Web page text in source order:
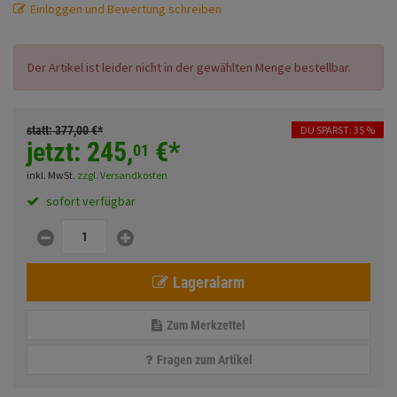
Gepäck Zubehör
Fahrwerk
Zubehör
Merchandise
Anmelden Registrieren
Einloggen und Bewertung schreiben
Der Artikel ist leider nicht in der gewählten Menge bestellbar.
statt:377,00€*
jetzt: 245,01 €*
DU SPARST: 35 %
inkl. MwSt. zzgl. Versandkosten
sofort verfügbar
Lageralarm
Zum Merkzettel
Fragen zum Artikel